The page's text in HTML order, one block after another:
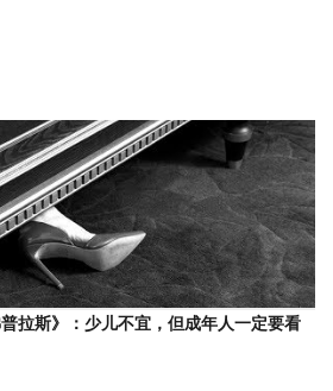
拉斯》：少儿不宜，但成年人一定要看